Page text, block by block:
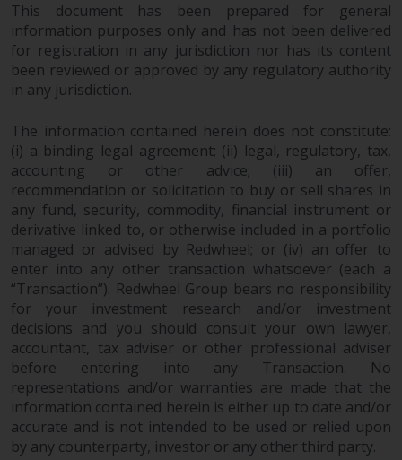
Verkaufsangebot oder eine
Aufforderung oder Aufforderung
zur Abgabe eines Angebots zum
Kauf von Produkten oder
von Redwheel oder einem seiner
verbundenen Unternehmen
bereitgestellt werden, und darf
nicht im Zusammenhang mit
einer Anlageentscheidung
herangezogen werden. Diese
Website bietet keine spezifische
Anlageberatung und
berücksichtigt nicht die
Anlagebedürfnisse eines
bestimmten Anlegers oder
bestimmter Anleger.
Nichts auf dieser Website sollte
als Anlage-, Steuer-, Rechts- oder
sonstige Beratung ausgelegt
This document has been prepared for general
information purposes only and has not been delivered
for registration in any jurisdiction nor has its content
been reviewed or approved by any regulatory authority
in any jurisdiction.
The information contained herein does not constitute:
(i) a binding legal agreement; (ii) legal, regulatory, tax,
accounting or other advice; (iii) an offer,
recommendation or solicitation to buy or sell shares in
any fund, security, commodity, financial instrument or
derivative linked to, or otherwise included in a portfolio
managed or advised by Redwheel; or (iv) an offer to
enter into any other transaction whatsoever (each a
“Transaction”). Redwheel Group bears no responsibility
for your investment research and/or investment
decisions and you should consult your own lawyer,
accountant, tax adviser or other professional adviser
before entering into any Transaction. No
representations and/or warranties are made that the
information contained herein is either up to date and/or
accurate and is not intended to be used or relied upon
by any counterparty, investor or any other third party.